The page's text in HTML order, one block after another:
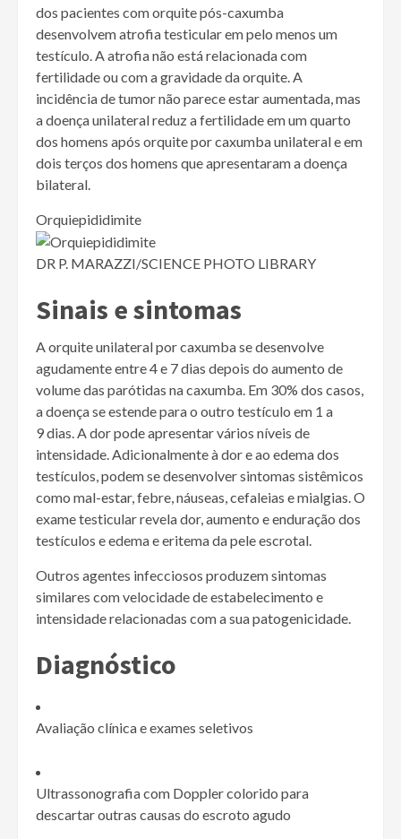
dos pacientes com orquite pós-caxumba
desenvolvem atrofia testicular em pelo menos um
testículo. A atrofia não está relacionada com
fertilidade ou com a gravidade da orquite. A
incidência de tumor não parece estar aumentada, mas
a doença unilateral reduz a fertilidade em um quarto
dos homens após orquite por caxumba unilateral e em
dois terços dos homens que apresentaram a doença
bilateral.
Orquiepididimite
DR P. MARAZZI/SCIENCE PHOTO LIBRARY
Sinais e sintomas
A orquite unilateral por caxumba se desenvolve
agudamente entre 4 e 7 dias depois do aumento de
volume das parótidas na caxumba. Em 30% dos casos,
a doença se estende para o outro testículo em 1 a
9 dias. A dor pode apresentar vários níveis de
intensidade. Adicionalmente à dor e ao edema dos
testículos, podem se desenvolver sintomas sistêmicos
como mal-estar, febre, náuseas, cefaleias e mialgias. O
exame testicular revela dor, aumento e enduração dos
testículos e edema e eritema da pele escrotal.
Outros agentes infecciosos produzem sintomas
similares com velocidade de estabelecimento e
intensidade relacionadas com a sua patogenicidade.
Diagnóstico
Avaliação clínica e exames seletivos
Ultrassonografia com Doppler colorido para
descartar outras causas do escroto agudo